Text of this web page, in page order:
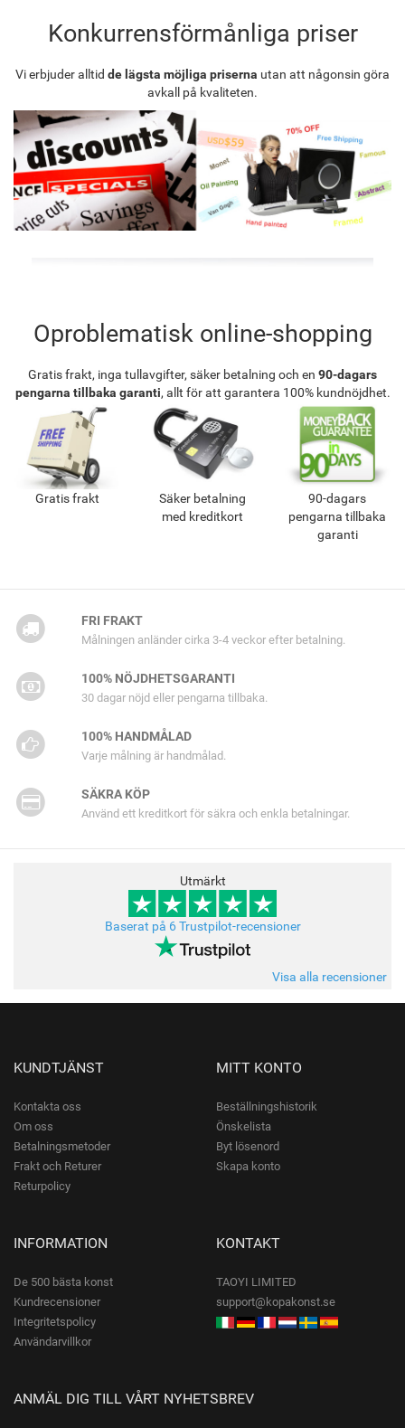
Konkurrensförmånliga priser
Vi erbjuder alltid de lägsta möjliga priserna utan att någonsin göra
avkall på kvaliteten.
Oproblematisk online-shopping
Gratis frakt, inga tullavgifter, säker betalning och en 90-dagars
pengarna tillbaka garanti, allt för att garantera 100% kundnöjdhet.
Gratis frakt
Säker betalning
med kreditkort
90-dagars
pengarna tillbaka
garanti
FRI FRAKT
Målningen anländer cirka 3-4 veckor efter betalning.
100% NÖJDHETSGARANTI
30 dagar nöjd eller pengarna tillbaka.
100% HANDMÅLAD
Varje målning är handmålad.
SÄKRA KÖP
Använd ett kreditkort för säkra och enkla betalningar.
Utmärkt
Baserat på 6 Trustpilot-recensioner
Visa alla recensioner
KUNDTJÄNST
Kontakta oss
Om oss
Betalningsmetoder
Frakt och Returer
Returpolicy
MITT KONTO
Beställningshistorik
Önskelista
Byt lösenord
Skapa konto
INFORMATION
De 500 bästa konst
Kundrecensioner
Integritetspolicy
Användarvillkor
KONTAKT
TAOYI LIMITED
support@kopakonst.se
ANMÄL DIG TILL VÅRT NYHETSBREV